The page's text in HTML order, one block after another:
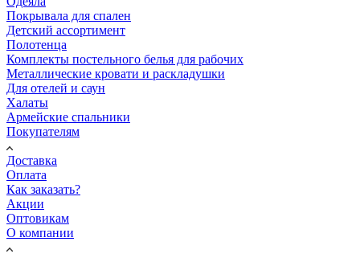
Покрывала для спален
Детский ассортимент
Полотенца
Комплекты постельного белья для рабочих
Металлические кровати и раскладушки
Для отелей и саун
Халаты
Армейские спальники
Покупателям
Доставка
Оплата
Как заказать?
Акции
Оптовикам
О компании